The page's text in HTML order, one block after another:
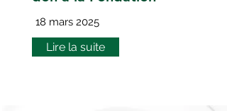
18 mars 2025
Lire la suite